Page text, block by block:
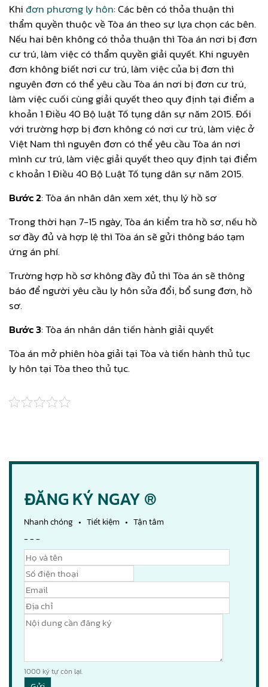
Khiđơn phương ly hôn: Các bên có thỏa thuận thì
thẩm quyền thuộc về Tòa án theo sự lựa chọn các bên.
Nếu hai bên không có thỏa thuận thì Tòa án nơi bị đơn
cư trú, làm việc có thẩm quyền giải quyết. Khi nguyên
đơn không biết nơi cư trú, làm việc của bị đơn thì
nguyên đơn có thể yêu cầu Tòa án nơi bị đơn cư trú,
làm việc cuối cùng giải quyết theo quy định tại điểm a
khoản 1 Điều 40 Bộ luật Tố tụng dân sự năm 2015. Đối
với trường hợp bị đơn không có nơi cư trú, làm việc ở
Việt Nam thì nguyên đơn có thể yêu cầu Tòa án nơi
mình cư trú, làm việc giải quyết theo quy định tại điểm
c khoản 1 Điều 40 Bộ Luật Tố tụng dân sự năm 2015.
Bước 2: Tòa án nhân dân xem xét, thụ lý hồ sơ
Trong thời hạn 7-15 ngày, Tòa án kiểm tra hồ sơ, nếu hồ
sơ đầy đủ và hợp lệ thì Tòa án sẽ gửi thông báo tạm
ứng án phí.
Trường hợp hồ sơ không đầy đủ thì Tòa án sẽ thông
báo để người yêu cầu ly hôn sửa đổi, bổ sung đơn, hồ
sơ.
Bước 3: Tòa án nhân dân tiến hành giải quyết
Tòa án mở phiên hòa giải tại Tòa và tiến hành thủ tục
ly hôn tại Tòa theo thủ tục.
ĐĂNG KÝ NGAY ®
Nhanh chóng • Tiết kiệm • Tận tâm
- - -
1000 ký tự còn lại.